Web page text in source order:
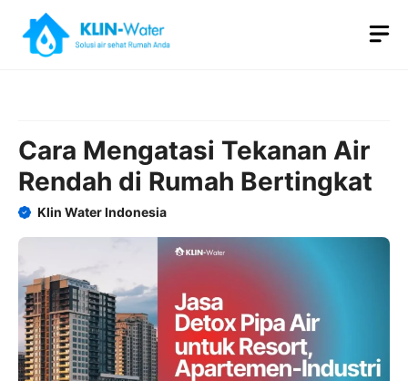
content
Cara Mengatasi Tekanan Air
Rendah di Rumah Bertingkat
Klin Water Indonesia